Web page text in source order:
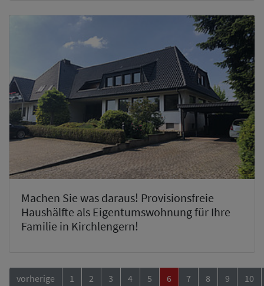
Machen Sie was daraus! Provisionsfreie
Haushälfte als Eigentumswohnung für Ihre
Familie in Kirchlengern!
vorherige 1 2 3 4 5 6 7 8 9 10